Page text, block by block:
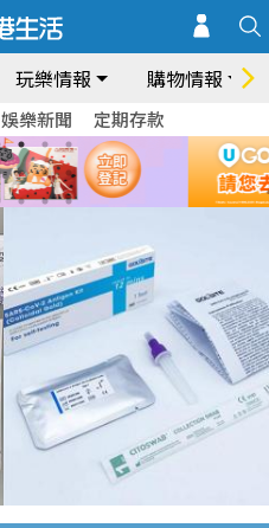
玩樂情報 購物情報
娛樂新聞 定期存款